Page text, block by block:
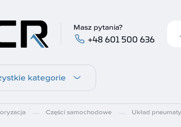
Masz pytania?
+48 601 500 636
kategorie
Części samochodowe Układ